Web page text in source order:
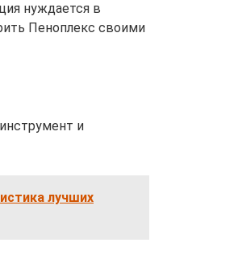
нуждается в
Пеноплекс своими
и
лучших